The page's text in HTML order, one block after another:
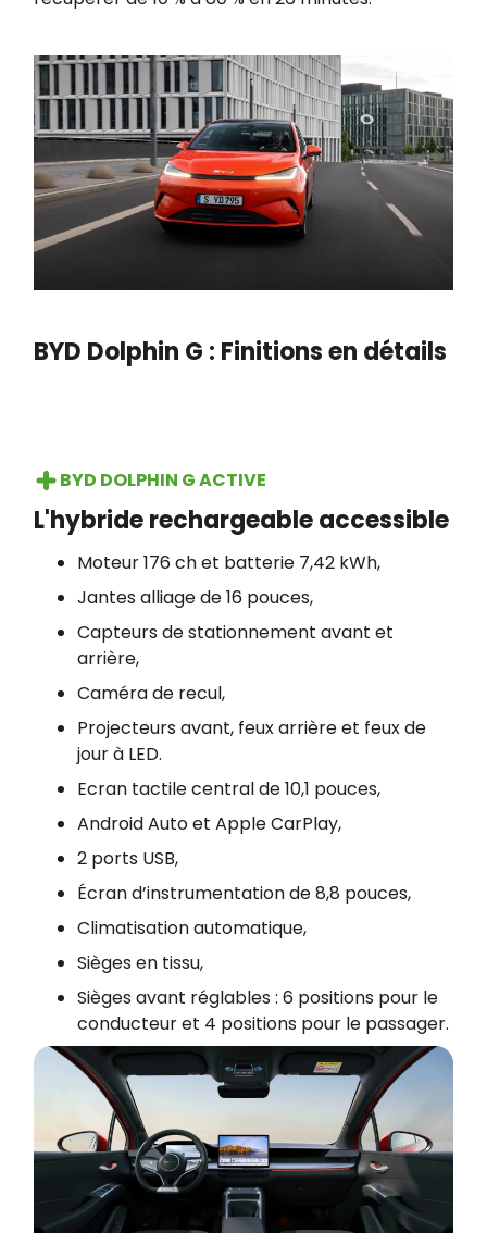
BYD Dolphin G : Finitions en détails
BYD DOLPHIN G ACTIVE
L'hybride rechargeable accessible
Moteur 176 ch et batterie 7,42 kWh,
Jantes alliage de 16 pouces,
Capteurs de stationnement avant et
arrière,
Caméra de recul,
Projecteurs avant, feux arrière et feux de
jour à LED.
Ecran tactile central de 10,1 pouces,
Android Auto et Apple CarPlay,
2 ports USB,
Écran d’instrumentation de 8,8 pouces,
Climatisation automatique,
Sièges en tissu,
Sièges avant réglables : 6 positions pour le
conducteur et 4 positions pour le passager.